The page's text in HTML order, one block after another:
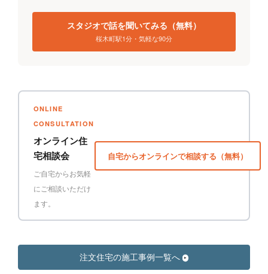
スタジオで話を聞いてみる（無料）
桜木町駅1分・気軽な90分
ONLINE
CONSULTATION
オンライン住
宅相談会
ご自宅からお気軽
にご相談いただけ
ます。
自宅からオンラインで相談する（無料）
注文住宅の施工事例一覧へ